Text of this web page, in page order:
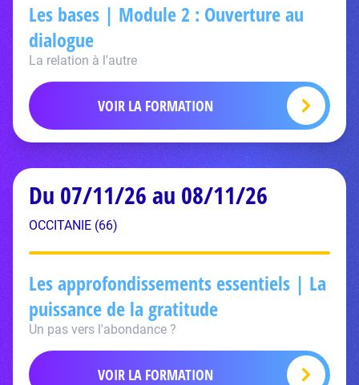
Les bases | Module 2 : Ouverture au
dialogue
La relation à l'autre
VOIR LA FORMATION
Du 07/11/26 au 08/11/26
OCCITANIE (66)
Les approfondissements essentiels | La
puissance de la gratitude
Un pas vers l'abondance ?
VOIR LA FORMATION